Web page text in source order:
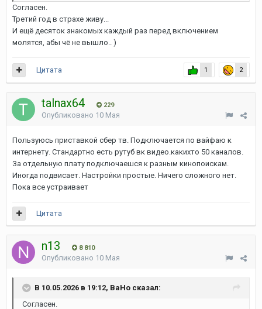
Согласен.
Третий год в страхе живу...
И ещё десяток знакомых каждый раз перед включением
молятся, абы чё не вышло.. )
1 2
Цитата
talnax64 229
Опубликовано 10 Мая
Пользуюсь приставкой сбер тв. Подключается по вайфаю к
интернету. Стандартно есть рутуб вк видео.какихто 50 каналов.
За отдельную плату подключаешся к разным кинопоискам.
Иногда подвисает. Настройки простые. Ничего сложного нет.
Пока все устраивает
Цитата
n13 8 810
Опубликовано 10 Мая
В 10.05.2026 в 19:12, ВаНо сказал:
Согласен.